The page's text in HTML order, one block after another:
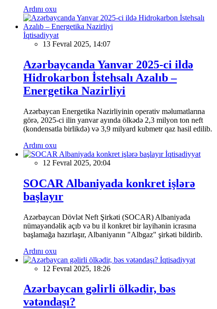
Ardını oxu
İqtisadiyyat
13 Fevral 2025, 14:07
Azərbaycanda Yanvar 2025-ci ildə
Hidrokarbon İstehsalı Azalıb –
Energetika Nazirliyi
Azərbaycan Energetika Nazirliyinin operativ məlumatlarına
görə, 2025-ci ilin yanvar ayında ölkədə 2,3 milyon ton neft
(kondensatla birlikdə) və 3,9 milyard kubmetr qaz hasil edilib.
Ardını oxu
İqtisadiyyat
12 Fevral 2025, 20:04
SOCAR Albaniyada konkret işlərə
başlayır
Azərbaycan Dövlət Neft Şirkəti (SOCAR) Albaniyada
nümayəndəlik açıb və bu il konkret bir layihənin icrasına
başlamağa hazırlaşır, Albaniyanın "Albgaz" şirkəti bildirib.
Ardını oxu
İqtisadiyyat
12 Fevral 2025, 18:26
Azərbaycan gəlirli ölkədir, bəs
vətəndaşı?